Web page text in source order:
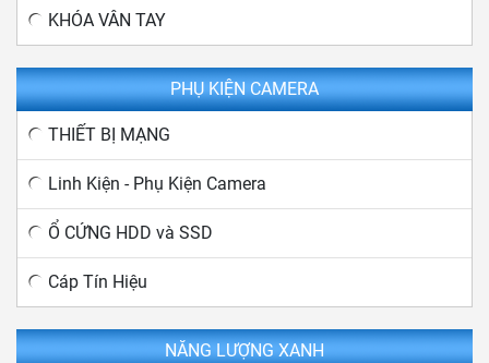
KHÓA VÂN TAY
PHỤ KIỆN CAMERA
THIẾT BỊ MẠNG
Linh Kiện - Phụ Kiện Camera
Ổ CỨNG HDD và SSD
Cáp Tín Hiệu
NĂNG LƯỢNG XANH